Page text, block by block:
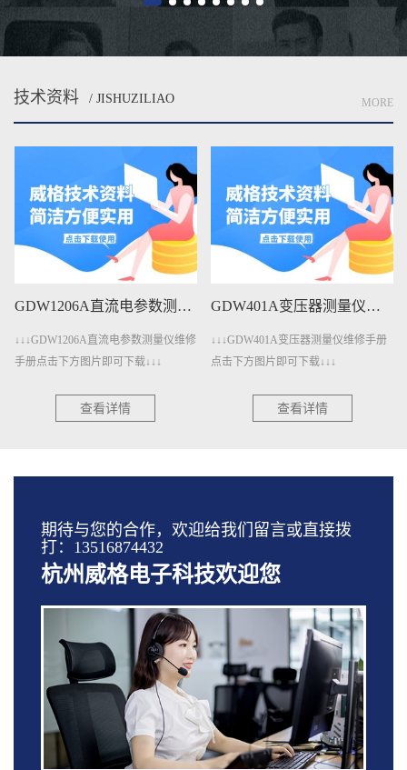
技术资料 / JISHUZILIAO MORE
GDW1206A直流电参数测量仪维修手册下载
↓↓↓GDW1206A直流电参数测量仪维修
手册点击下方图片即可下载↓↓↓
查看详情
GDW401A变压器测量仪维修手册下载
↓↓↓GDW401A变压器测量仪维修手册
点击下方图片即可下载↓↓↓
查看详情
期待与您的合作，欢迎给我们留言或直接拨
打：13516874432
杭州威格电子科技欢迎您